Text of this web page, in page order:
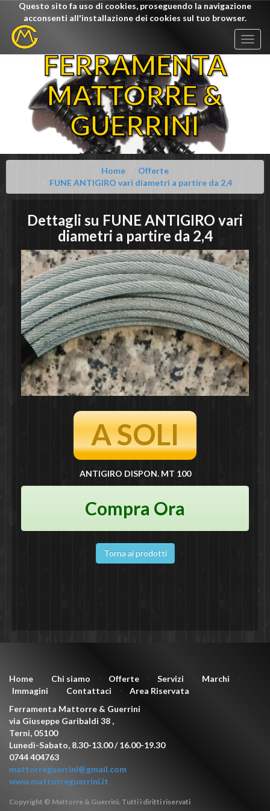
Questo sito fa uso di cookies, proseguendo la navigazione
acconsenti all'installazione dei cookies sul tuo browser.
FERRAMENTA
MATTORRE &
GUERRINI
Home
Offerte
FUNE ANTIGIRO vari diametri a partire da 2,4
Dettagli su FUNE ANTIGIRO vari
diametri a partire da 2,4
A SOLI
ANTIGIRO DISPON. MT 100
Compra Ora
Torna ai prodotti
Home Chi siamo ⋅ Offerte ⋅ Servizi Marchi
Immagini
Contattaci ⋅
Area Riservata
Ferramenta Mattorre & Guerrini
via Giuseppe Garibaldi 38 ,
Terni, 05100
Lunedì-Sabato, 8.30-13.00 / 16.00-19.30
0744 404763
mattorreguerrini@gmail.com
www.mattorreguerrini.it
Copyright © Mattorre & Guerrini. Tutti i diritti riservati